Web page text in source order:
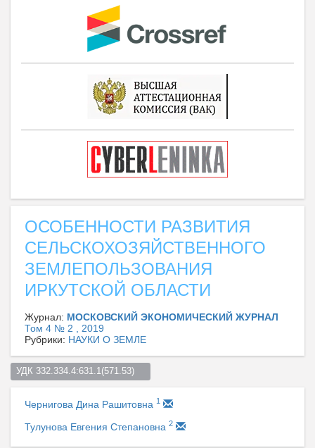
ОСОБЕННОСТИ РАЗВИТИЯ
СЕЛЬСКОХОЗЯЙСТВЕННОГО
ЗЕМЛЕПОЛЬЗОВАНИЯ
ИРКУТСКОЙ ОБЛАСТИ
Журнал: МОСКОВСКИЙ ЭКОНОМИЧЕСКИЙ ЖУРНАЛ
Том 4 № 2 , 2019
Рубрики: НАУКИ О ЗЕМЛЕ
УДК 332.334.4:631.1(571.53)
Чернигова Дина Рашитовна 1
Тулунова Евгения Степановна 2